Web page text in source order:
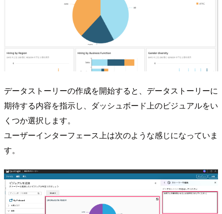
データストーリーの作成を開始すると、データストーリーに
期待する内容を指示し、ダッシュボード上のビジュアルをい
くつか選択します。
ユーザーインターフェース上は次のような感じになっていま
す。